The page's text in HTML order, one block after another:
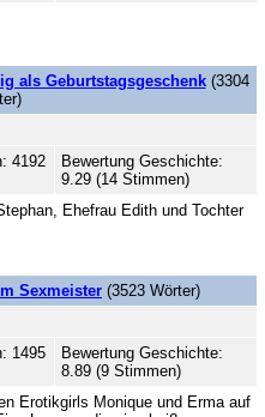
als Geburtstagsgeschenk(3304
4192
Bewertung Geschichte:
9.29 (14 Stimmen)
Ehefrau Edith und Tochter
Sexmeister (3523 Wörter)
1495
Bewertung Geschichte:
8.89 (9 Stimmen)
Erotikgirls Monique und Erma auf